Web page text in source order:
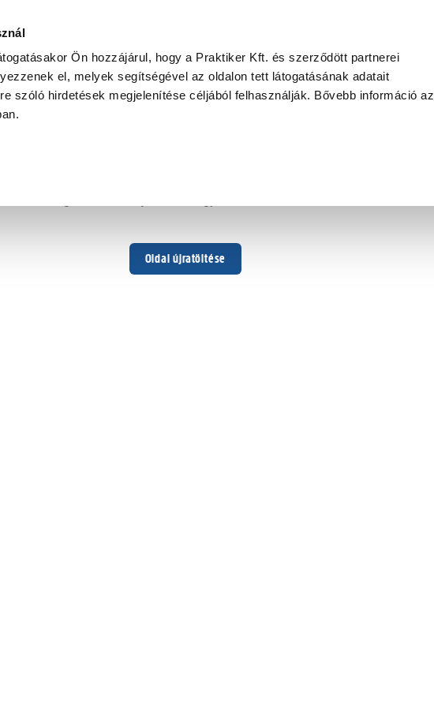
Ön hozzájárul, hogy a Praktiker Kft. és szerződött partnerei
el, melyek segítségével az oldalon tett látogatásának adatait
szóló hirdetések megjelenítése céljából felhasználják. Bővebb információ az
Oldal újratöltése